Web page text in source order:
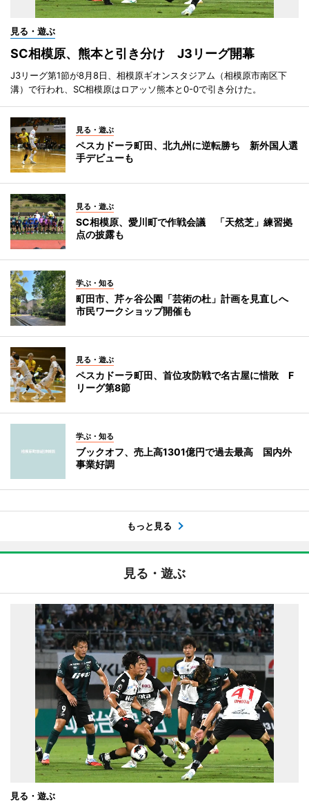
見る・遊ぶ
SC相模原、熊本と引き分け J3リーグ開幕
J3リーグ第1節が8月8日、相模原ギオンスタジアム（相模原市南区下
溝）で行われ、SC相模原はロアッソ熊本と0-0で引き分けた。
見る・遊ぶ
ペスカドーラ町田、北九州に逆転勝ち 新外国人選
手デビューも
見る・遊ぶ
SC相模原、愛川町で作戦会議 「天然芝」練習拠
点の披露も
学ぶ・知る
町田市、芹ヶ谷公園「芸術の杜」計画を見直しへ
市民ワークショップ開催も
見る・遊ぶ
ペスカドーラ町田、首位攻防戦で名古屋に惜敗 F
リーグ第8節
学ぶ・知る
ブックオフ、売上高1301億円で過去最高 国内外
事業好調
もっと見る
見る・遊ぶ
見る・遊ぶ